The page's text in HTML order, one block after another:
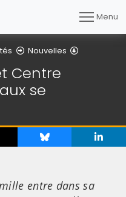
Menu
Nouvelles
Centre
se
entre dans sa